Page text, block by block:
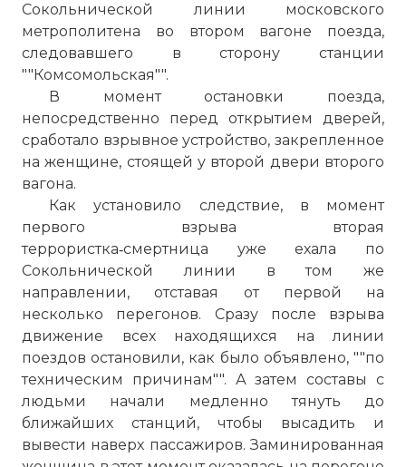
Сокольнической линии московского
метрополитена во втором вагоне поезда,
следовавшего в сторону станции
""Комсомольская"".
В момент остановки поезда,
непосредственно перед открытием дверей,
сработало взрывное устройство, закрепленное
на женщине, стоящей у второй двери второго
вагона.
Как установило следствие, в момент
первого взрыва вторая
террористка‑смертница уже ехала по
Сокольнической линии в том же
направлении, отставая от первой на
несколько перегонов. Сразу после взрыва
движение всех находящихся на линии
поездов остановили, как было объявлено, ""по
техническим причинам"". А затем составы с
людьми начали медленно тянуть до
ближайших станций, чтобы высадить и
вывести наверх пассажиров. Заминированная